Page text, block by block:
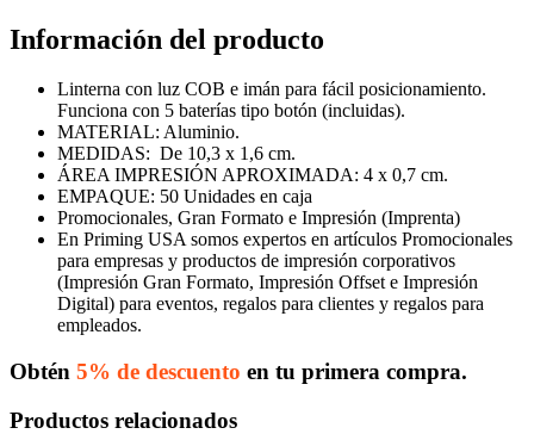
Información del producto
Linterna con luz COB e imán para fácil posicionamiento.
Funciona con 5 baterías tipo botón (incluidas).
MATERIAL: Aluminio.
MEDIDAS: De 10,3 x 1,6 cm.
ÁREA IMPRESIÓN APROXIMADA: 4 x 0,7 cm.
EMPAQUE: 50 Unidades en caja
Promocionales, Gran Formato e Impresión (Imprenta)
En Priming USA somos expertos en artículos Promocionales
para empresas y productos de impresión corporativos
(Impresión Gran Formato, Impresión Offset e Impresión
Digital) para eventos, regalos para clientes y regalos para
empleados.
Obtén 5% de descuento en tu primera compra.
Productos relacionados